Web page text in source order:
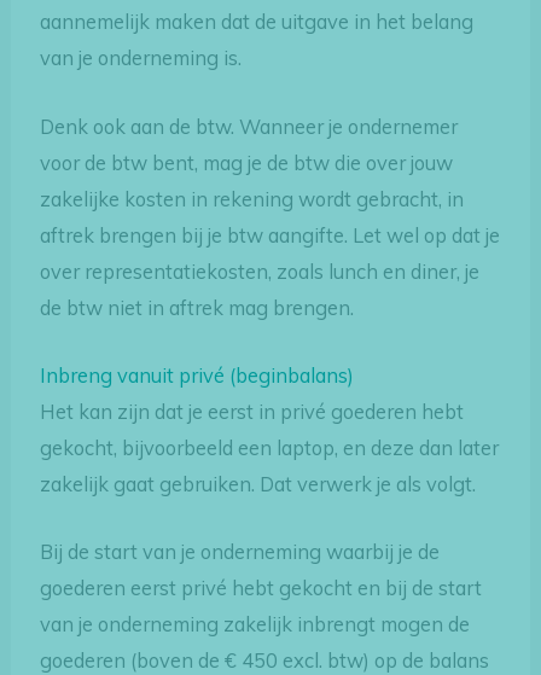
aannemelijk maken dat de uitgave in het belang
van je onderneming is.
Denk ook aan de btw. Wanneer je ondernemer
voor de btw bent, mag je de btw die over jouw
zakelijke kosten in rekening wordt gebracht, in
aftrek brengen bij je btw aangifte. Let wel op dat je
over representatiekosten, zoals lunch en diner, je
de btw niet in aftrek mag brengen.
Inbreng vanuit privé (beginbalans)
Het kan zijn dat je eerst in privé goederen hebt
gekocht, bijvoorbeeld een laptop, en deze dan later
zakelijk gaat gebruiken. Dat verwerk je als volgt.
Bij de start van je onderneming waarbij je de
goederen eerst privé hebt gekocht en bij de start
van je onderneming zakelijk inbrengt mogen de
goederen (boven de € 450 excl. btw) op de balans